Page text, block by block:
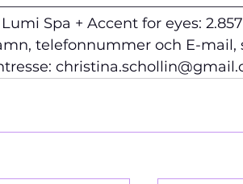
Spa + Accent for eyes:
telefonnummer och E-mail,